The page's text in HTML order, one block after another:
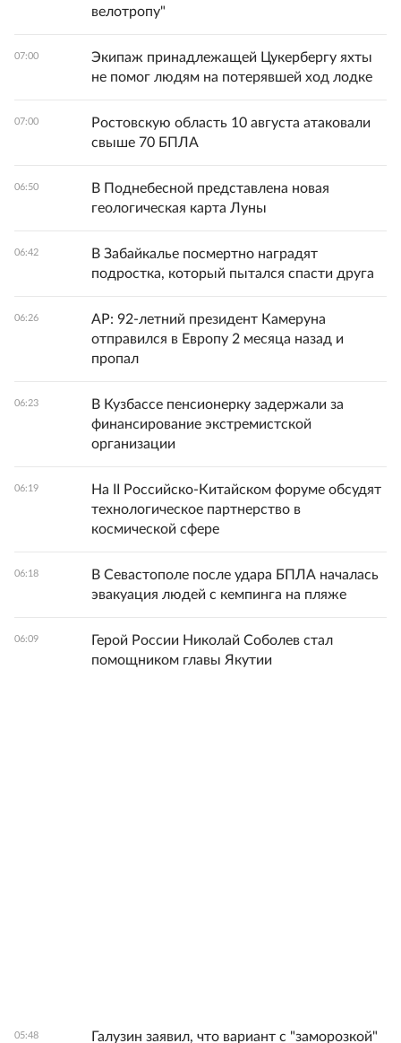
велотропу"
07:00
Экипаж принадлежащей Цукербергу яхты
не помог людям на потерявшей ход лодке
07:00
Ростовскую область 10 августа атаковали
свыше 70 БПЛА
06:50
В Поднебесной представлена новая
геологическая карта Луны
06:42
В Забайкалье посмертно наградят
подростка, который пытался спасти друга
06:26
AP: 92-летний президент Камеруна
отправился в Европу 2 месяца назад и
пропал
06:23
В Кузбассе пенсионерку задержали за
финансирование экстремистской
организации
06:19
На II Российско-Китайском форуме обсудят
технологическое партнерство в
космической сфере
06:18
В Севастополе после удара БПЛА началась
эвакуация людей с кемпинга на пляже
06:09
Герой России Николай Соболев стал
помощником главы Якутии
05:48
Галузин заявил, что вариант с "заморозкой"